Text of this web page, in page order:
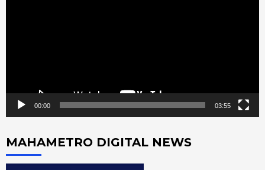
00:00 03:55
MAHAMETRO DIGITAL NEWS